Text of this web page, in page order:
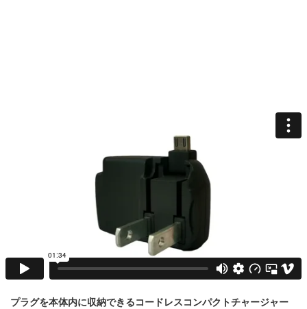
プラグを本体内に収納できるコードレスコンパクトチャージャー